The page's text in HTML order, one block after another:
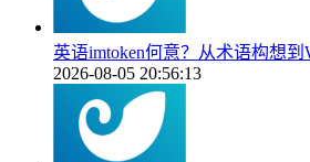
英语imtoken何意？从术语构想到
2026-08-05 20:56:13